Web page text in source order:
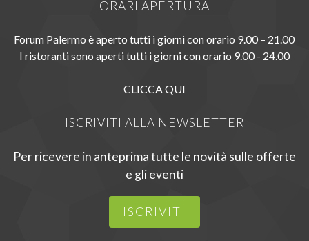
ORARI APERTURA
Forum Palermo è aperto tutti i giorni con orario 9.00 – 21.00
I ristoranti sono aperti tutti i giorni con orario 9.00 - 24.00
CLICCA QUI
ISCRIVITI ALLA NEWSLETTER
Per ricevere in anteprima tutte le novità sulle offerte
e gli eventi
ISCRIVITI